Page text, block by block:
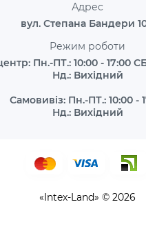
Адрес
вул. Степана Бандери
Режим роботи
Пн.-ПТ.: 10:00 - 17:00
Нд.: Вихідний
Самовивіз: Пн.-ПТ.: 10:00 -
Нд.: Вихідний
«Intex-Land» © 2026